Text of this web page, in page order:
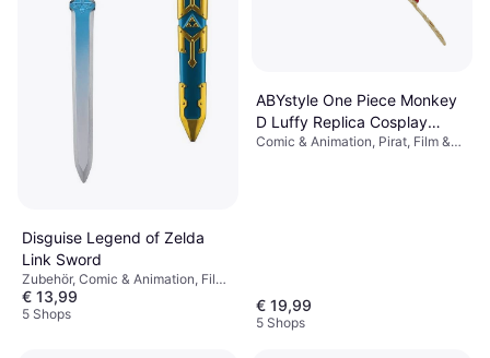
Disguise Legend of Zelda
Link Sword
Zubehör, Comic & Animation, Film
& TV, Spiel & Spielzeug, Waffe,
Harry Potter
€ 13,99
5 Shops
ABYstyle One Piece Monkey
D Luffy Replica Cosplay
Straw Hat
Comic & Animation, Pirat, Film &
€ 19,99
5 Shops